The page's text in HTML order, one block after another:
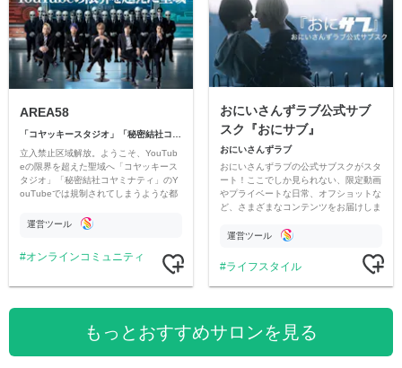
AREA58
立入禁止区域解放。ようこそ、YouTub
eの限界を超えた聖域へ「コヤッキース
タジオ」「秘密結社コヤミナティ」のY
ouTubeでは規制されてしまうような都
公開。
運営ツール
オンラインコミュニティ
おにいさんずラブ公式サブ
スク『おにサブ』
おにいさんずラブ
おにいさんずラブの公式サブスクがスタ
ート！ここでしか見られない、限定動画
やプライベートな日常、オフショットな
ど、さまざまなコンテンツをお届けしま
運営ツール
ライフスタイル
もっとおすすめサロンを見る